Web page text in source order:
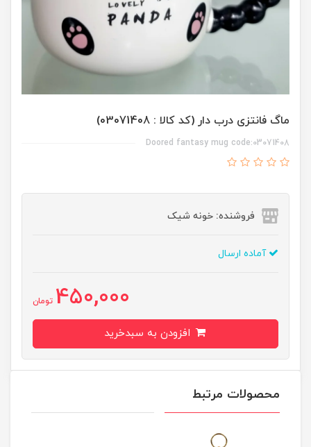
ماگ فانتزی درب دار (کد کالا : 03071408)
Doored fantasy mug code:03071408
فروشنده: خونه شیک
آماده ارسال
450,000 تومان
محصولات مرتبط